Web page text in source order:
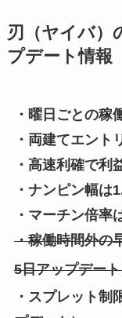
刃（ヤイバ）
プデート情報
・曜日ごとの稼
・両建てエント
・高速利確で利
・ナンピン幅は
・マーチン倍率
・稼働時間外の
5日アップデー
・スプレット制